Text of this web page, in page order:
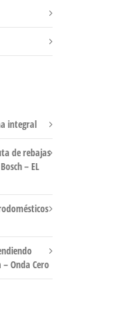
integral
de rebajas
– EL
Onda Cero